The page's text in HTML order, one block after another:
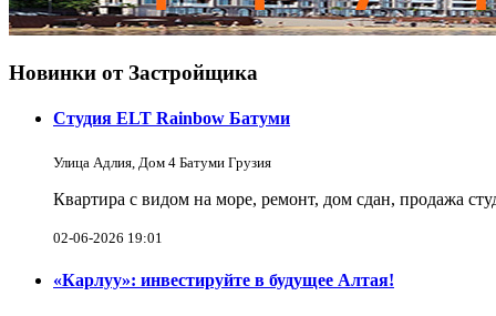
Новинки от Застройщика
Студия ELT Rainbow Батуми
Улица Адлия, Дом 4 Батуми Грузия
Квартира с видом на море, ремонт, дом сдан, продажа
02-06-2026 19:01
«Карлуу»: инвестируйте в будущее Алтая!